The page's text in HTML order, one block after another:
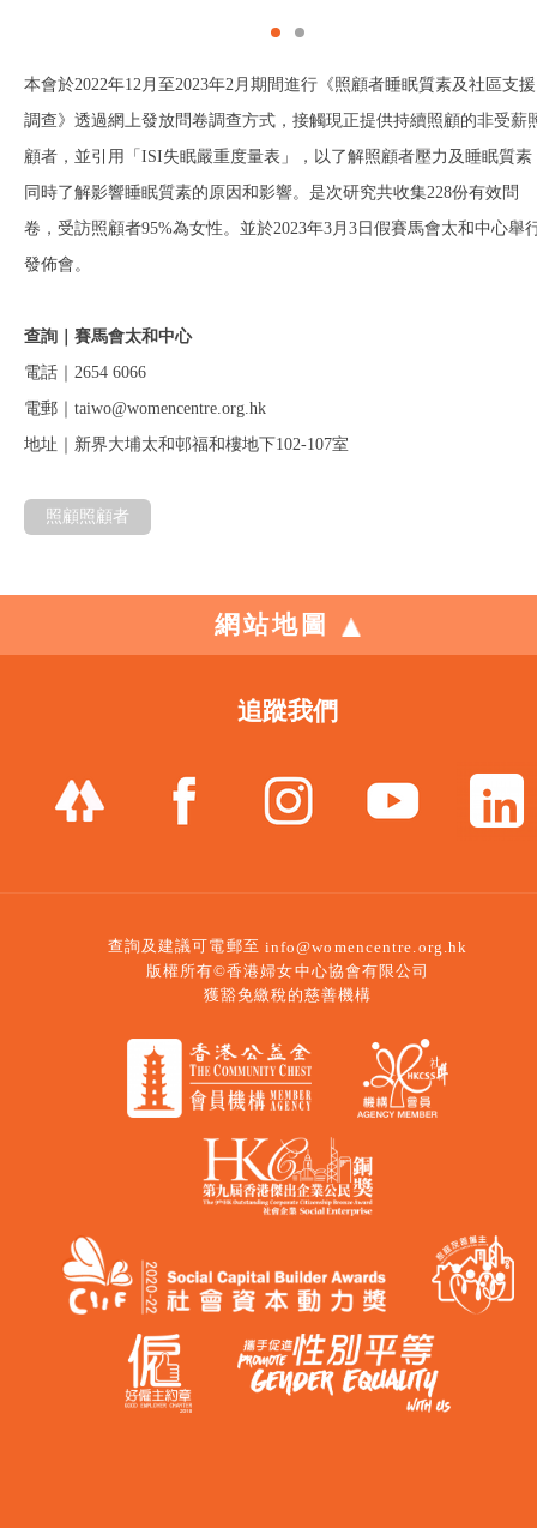
本會於2022年12月至2023年2月期間進行《照顧者睡眠質素及社區支援
調查》透過網上發放問卷調查方式，接觸現正提供持續照顧的非受薪
顧者，並引用「ISI失眠嚴重度量表」，以了解照顧者壓力及睡眠質素
同時了解影響睡眠質素的原因和影響。是次研究共收集228份有效問
卷，受訪照顧者95%為女性。並於2023年3月3日假賽馬會太和中心舉
發佈會。
查詢｜賽馬會太和中心
電話｜2654 6066
電郵｜taiwo@womencentre.org.hk
地址｜新界大埔太和邨福和樓地下102-107室
照顧照顧者
網站地圖
追蹤我們
查詢及建議可電郵至 info@womencentre.org.hk
版權所有©香港婦女中心協會有限公司
獲豁免繳稅的慈善機構